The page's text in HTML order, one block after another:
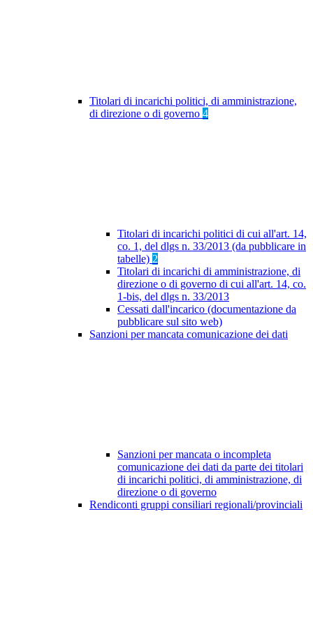
Titolari di incarichi politici, di amministrazione,
di direzione o di governo 4
Titolari di incarichi politici di cui all'art. 14,
co. 1, del dlgs n. 33/2013 (da pubblicare in
tabelle) 2
Titolari di incarichi di amministrazione, di
direzione o di governo di cui all'art. 14, co.
1-bis, del dlgs n. 33/2013
Cessati dall'incarico (documentazione da
pubblicare sul sito web)
Sanzioni per mancata comunicazione dei dati
Sanzioni per mancata o incompleta
comunicazione dei dati da parte dei titolari
di incarichi politici, di amministrazione, di
direzione o di governo
Rendiconti gruppi consiliari regionali/provinciali